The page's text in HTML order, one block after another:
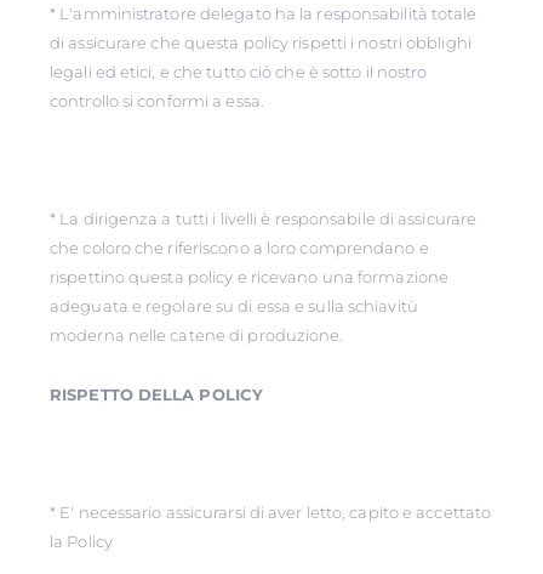
* L'amministratore delegato ha la responsabilità totale
di assicurare che questa policy rispetti i nostri obblighi
legali ed etici, e che tutto ciò che è sotto il nostro
controllo si conformi a essa.
* La dirigenza a tutti i livelli è responsabile di assicurare
che coloro che riferiscono a loro comprendano e
rispettino questa policy e ricevano una formazione
adeguata e regolare su di essa e sulla schiavitù
moderna nelle catene di produzione.
RISPETTO DELLA POLICY
* E' necessario assicurarsi di aver letto, capito e accettato
la Policy